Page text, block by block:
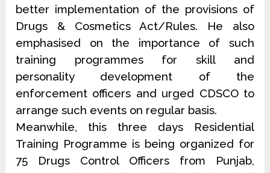
better implementation of the provisions of
Drugs & Cosmetics Act/Rules. He also
emphasised on the importance of such
training programmes for skill and
personality development of the
enforcement officers and urged CDSCO to
arrange such events on regular basis.
Meanwhile, this three days Residential
Training Programme is being organized for
75 Drugs Control Officers from Punjab,